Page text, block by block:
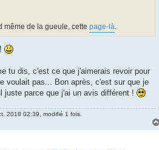
même de la gueule, cette page-là.
tu dis, c'est ce que j'aimerais revoir pour
voulait pas... Bon après, c'est sur que je
juste parce que j'ai un avis différent !
2018 02:39, modifié 1 fois.